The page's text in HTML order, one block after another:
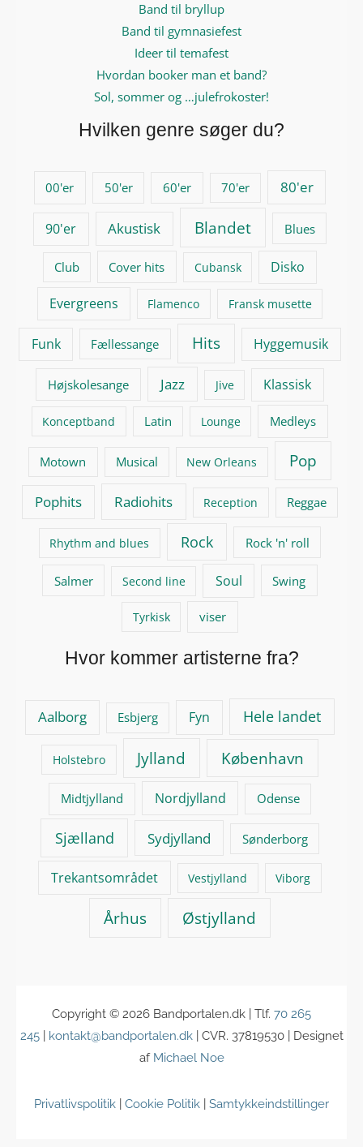
Band til bryllup
Band til gymnasiefest
Ideer til temafest
Hvordan booker man et band?
Sol, sommer og …julefrokoster!
Hvilken genre søger du?
00'er 50'er 60'er 70'er 80'er
90'er Akustisk Blandet Blues
Club Cover hits Cubansk Disko
Evergreens Flamenco Fransk musette
Funk Fællessange Hits Hyggemusik
Højskolesange Jazz Jive Klassisk
Konceptband Latin Lounge Medleys
Motown Musical New Orleans Pop
Pophits Radiohits Reception Reggae
Rhythm and blues Rock Rock 'n' roll
Salmer Second line Soul Swing
Tyrkisk viser
Hvor kommer artisterne fra?
Aalborg Esbjerg Fyn Hele landet
Holstebro Jylland København
Midtjylland Nordjylland Odense
Sjælland Sydjylland Sønderborg
Trekantsområdet Vestjylland Viborg
Århus Østjylland
Copyright © 2026 Bandportalen.dk | Tlf. 70 265
245| kontakt@bandportalen.dk| CVR. 37819530 | Designet
af Michael Noe
Privatlivspolitik Cookie Politik Samtykkeindstillinger